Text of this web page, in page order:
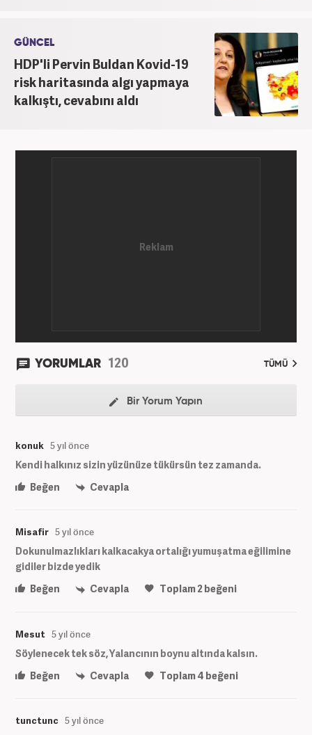
GÜNCEL
HDP'li Pervin Buldan Kovid-19
risk haritasında algı yapmaya
kalkıştı, cevabını aldı
YORUMLAR 120 TÜMÜ
Bir Yorum Yapın
konuk 5 yıl önce
Kendi halkınız sizin yüzünüze tükürsün tez zamanda.
Beğen
Cevapla
Misafir 5 yıl önce
Dokunulmazlıkları kalkacakya ortalığı yumuşatma eğilimine
gidiler bizde yedik
Beğen
Cevapla Toplam2beğeni
Mesut 5 yıl önce
Söylenecek tek söz, Yalancının boynu altında kalsın.
Beğen
Cevapla Toplam4 beğeni
tunctunc 5 yıl önce